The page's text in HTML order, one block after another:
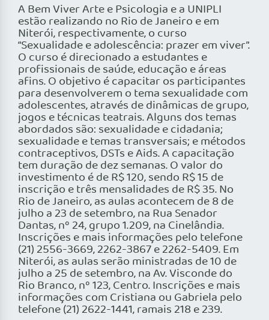
A Bem Viver Arte e Psicologia e a UNIPLI
estão realizando no Rio de Janeiro e em
Niterói, respectivamente, o curso
“Sexualidade e adolescência: prazer em viver”.
O curso é direcionado a estudantes e
profissionais de saúde, educação e áreas
afins. O objetivo é capacitar os participantes
para desenvolverem o tema sexualidade com
adolescentes, através de dinâmicas de grupo,
jogos e técnicas teatrais. Alguns dos temas
abordados são: sexualidade e cidadania;
sexualidade e temas transversais; e métodos
contraceptivos, DSTs e Aids. A capacitação
tem duração de dez semanas. O valor do
investimento é de R$ 120, sendo R$ 15 de
inscrição e três mensalidades de R$ 35. No
Rio de Janeiro, as aulas acontecem de 8 de
julho a 23 de setembro, na Rua Senador
Dantas, nº 24, grupo 1.209, na Cinelândia.
Inscrições e mais informações pelo telefone
(21) 2556-3669, 2262-3867 e 2262-5409. Em
Niterói, as aulas serão ministradas de 10 de
julho a 25 de setembro, na Av. Visconde do
Rio Branco, nº 123, Centro. Inscrições e mais
informações com Cristiana ou Gabriela pelo
telefone (21) 2622-1441, ramais 218 e 239.